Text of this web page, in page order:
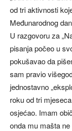
od tri aktivnosti
Međunarodnog
U razgovoru za
pisanja počeo u
pokušavao da
sam pravio
jednostavno
roku od tri
osjećao. Imam
onda mu mašta